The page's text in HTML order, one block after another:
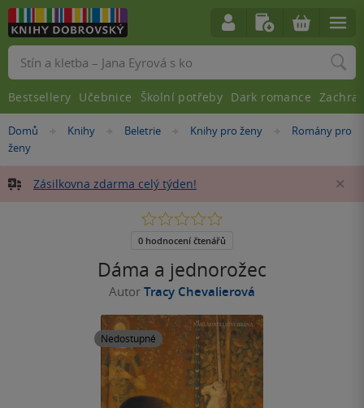
Nacházíte
se
Domů »
Knihy »
Beletrie »
Knihy pro ženy »
Romány pro
ženy
Zásilkovna zdarma celý týden!
Dáma a jednorožec
Autor Tracy Chevalierová
Nedostupné
0.0
5
0 hodnocení čtenářů
Vyhledávání
Bestsellery Učebnice Školní potřeby Dark romance